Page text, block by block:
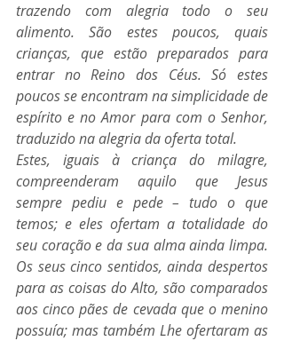
trazendo com alegria todo o seu
alimento. São estes poucos, quais
crianças, que estão preparados para
entrar no Reino dos Céus. Só estes
poucos se encontram na simplicidade de
espírito e no Amor para com o Senhor,
traduzido na alegria da oferta total.
Estes, iguais à criança do milagre,
compreenderam aquilo que Jesus
sempre pediu e pede – tudo o que
temos; e eles ofertam a totalidade do
seu coração e da sua alma ainda limpa.
Os seus cinco sentidos, ainda despertos
para as coisas do Alto, são comparados
aos cinco pães de cevada que o menino
possuía; mas também Lhe ofertaram as